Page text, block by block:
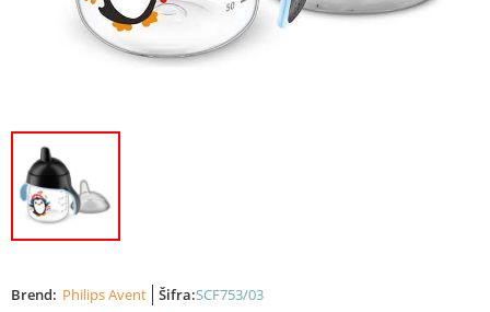
Brend: Philips Avent Šifra:SCF753/03